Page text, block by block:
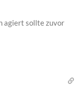
agiert sollte zuvor